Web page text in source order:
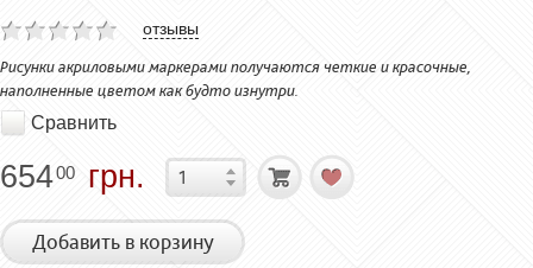
отзывы
Рисунки акриловыми маркерами получаются четкие и красочные,
наполненные цветом как будто изнутри.
Сравнить
65400 грн.
Добавить в корзину